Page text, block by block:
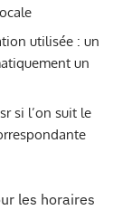
utilisée : un
un
si l’on suit le
les horaires